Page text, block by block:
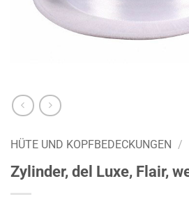
HÜTE UND KOPFBEDECKUNGEN /
Zylinder, del Luxe, Flair,